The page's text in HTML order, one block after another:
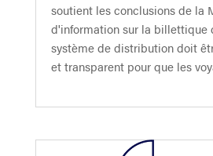
soutient les conclusions de la
d'information sur la billettique
système de distribution doit
et transparent pour que les